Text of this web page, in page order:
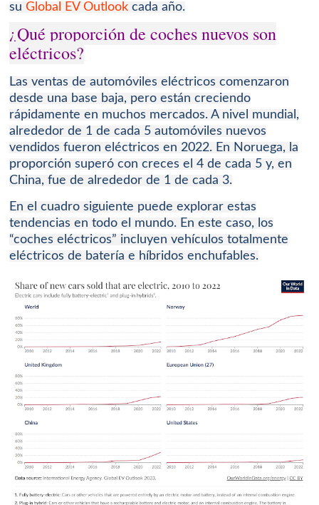
suGlobal EV Outlook cada año.
¿Qué proporción de coches nuevos son
eléctricos?
Las ventas de automóviles eléctricos comenzaron
desde una base baja, pero están creciendo
rápidamente en muchos mercados.A nivel mundial,
alrededor de 1 de cada 5 automóviles nuevos
vendidos fueron eléctricos en 2022. En Noruega, la
proporción superó con creces el 4 de cada 5 y, en
China, fue de alrededor de 1 de cada 3.
En el cuadro siguiente puede explorar estas
tendencias en todo el mundo. En este caso, los
“coches eléctricos” incluyen vehículostotalmente
eléctricos de batería e híbridos enchufables.